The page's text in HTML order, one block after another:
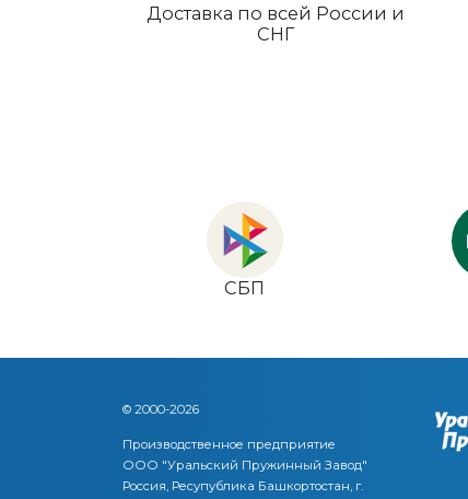
Доставка по всей России и
СНГ
СБП
© 2000-2026
Производственное предприятие
ООО "Уральский Пружинный Завод"
Россия, Ресупублика Башкортостан, г.